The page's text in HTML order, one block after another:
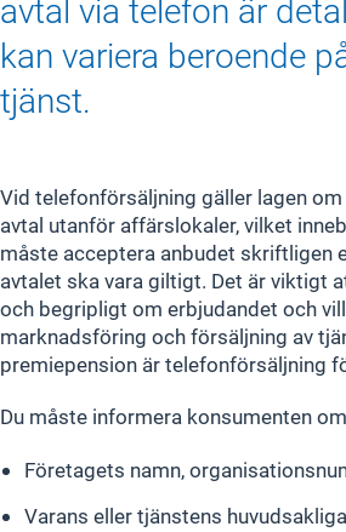
avtal via telefon är
kan variera beroende
tjänst.
Vid telefonförsäljning gäller lagen
avtal utanför affärslokaler, vilket
måste acceptera anbudet skriftligen
avtalet ska vara giltigt. Det är viktigt
och begripligt om erbjudandet och
marknadsföring och försäljning av
premiepension är telefonförsäljning
Du måste informera konsumenten
Företagets namn,
Varans eller tjänstens